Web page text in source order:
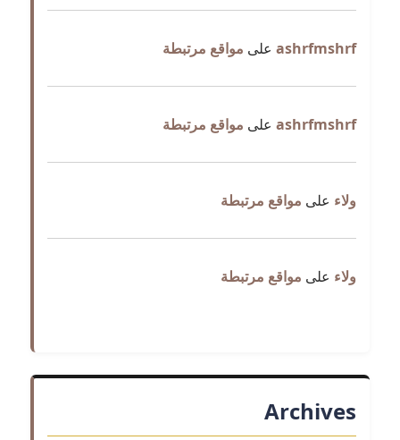
ashrfmshrf على مواقع مرتبطة
ashrfmshrf على مواقع مرتبطة
ولاء على مواقع مرتبطة
ولاء على مواقع مرتبطة
Archives